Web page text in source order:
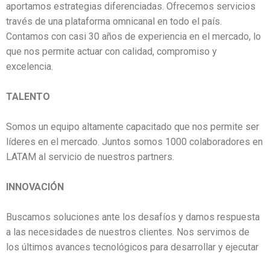
aportamos estrategias diferenciadas. Ofrecemos servicios
través de una plataforma omnicanal en todo el país.
Contamos con casi 30 años de experiencia en el mercado, lo
que nos permite actuar con calidad, compromiso y
excelencia.
TALENTO
Somos un equipo altamente capacitado que nos permite ser
líderes en el mercado. Juntos somos 1000 colaboradores en
LATAM al servicio de nuestros partners.
INNOVACIÓN
Buscamos soluciones ante los desafíos y damos respuesta
a las necesidades de nuestros clientes. Nos servimos de
los últimos avances tecnológicos para desarrollar y ejecutar